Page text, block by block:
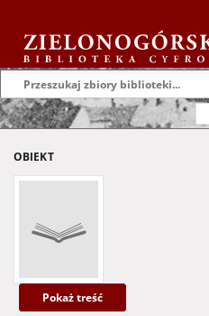
OBIEKT
Pokaż treść